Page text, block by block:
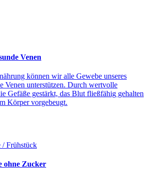
Venen
können wir alle Gewebe unseres
Venen unterstützen. Durch wertvolle
Gefäße gestärkt, das Blut fließfähig gehalten
Körper vorgebeugt.
/ Frühstück
ohne Zucker